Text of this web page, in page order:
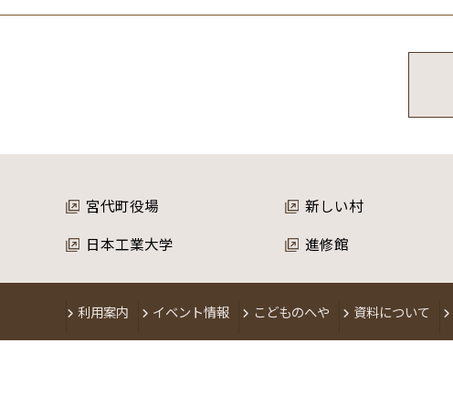
宮代町役場 新しい村
日本工業大学
進修館
利用案内 イベント情報 こどものへや 資料について